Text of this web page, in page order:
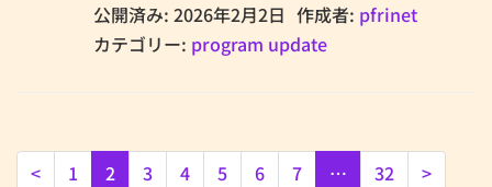
公開済み: 2026年2月2日 作成者: pfrinet
カテゴリー: program update
< 1 2 3 4 5 6 7 … 32 >